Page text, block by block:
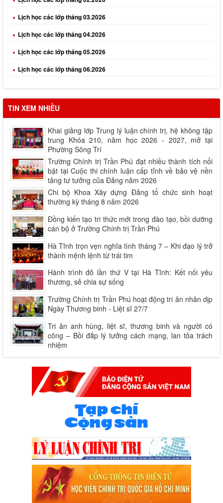
Lịch học các lớp tháng 04.2026
Lịch học các lớp tháng 05.2026
Lịch học các lớp tháng 06.2026
Lịch học các lớp tháng 08.2026
TIN XEM NHIỀU
Khai giảng lớp Trung lý luận chính trị, hệ không tập
trung Khóa 210, năm học 2026 - 2027, mở tại
Phường Sông Trí
Trường Chính trị Trần Phú đạt nhiều thành tích nổi
bật tại Cuộc thi chính luận cấp tỉnh về bảo vệ nền
tảng tư tưởng của Đảng năm 2026
Chi bộ Khoa Xây dựng Đảng tổ chức sinh hoạt
thường kỳ tháng 8 năm 2026
Đồng kiến tạo tri thức mới trong đào tạo, bồi dưỡng
cán bộ ở Trường Chính trị Trần Phú
Hà Tĩnh trọn vẹn nghĩa tình tháng 7 – Khi đạo lý trở
thành mệnh lệnh từ trái tim
Hành trình đỏ lần thứ V tại Hà Tĩnh: Kết nối yêu
thương, sẻ chia sự sống
Trường Chính trị Trần Phú hoạt động tri ân nhân dịp
Ngày Thương binh - Liệt sĩ 27/7
Tri ân anh hùng, liệt sĩ, thương binh và người có
công – Bồi đắp lý tưởng cách mạng, lan tỏa trách
nhiệm